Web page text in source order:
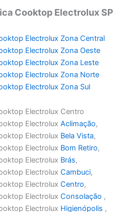
Cooktop Electrolux SP
Electrolux Zona Central
Electrolux Zona Oeste
Electrolux Zona Leste
Electrolux Zona Norte
Electrolux Zona Sul
Electrolux Centro
ElectroluxAclimação,
Electrolux Bela Vista,
Electrolux Bom Retiro,
Electrolux Brás,
ElectroluxCambuci,
ElectroluxCentro,
ElectroluxConsolação ,
Electrolux Higienópolis ,